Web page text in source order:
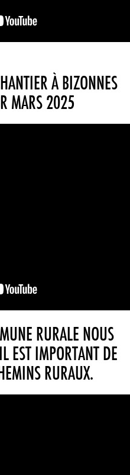
À BIZONNES
MARS 2025
RURALE NOUS
EST IMPORTANT DE
RURAUX.